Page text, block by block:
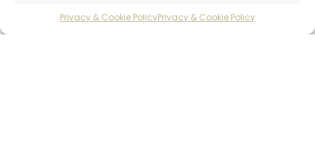
Privacy & Cookie PolicyPrivacy & Cookie Policy
info@hqf.sg
500 gr
/pz
AGGIUNGI AL